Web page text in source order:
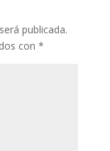
publicada.
con *